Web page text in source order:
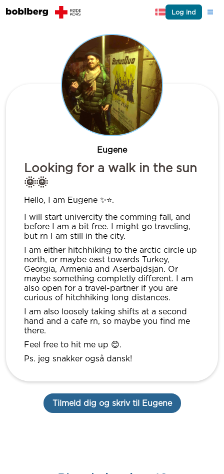
Log ind
Eugene
Looking for a walk in the sun
🌞🌞
Hello, I am Eugene ✨⭐️.
I will start univercity the comming fall, and
before I am a bit free. I might go traveling,
but rn I am still in the city.
I am either hitchhiking to the arctic circle up
north, or maybe east towards Turkey,
Georgia, Armenia and Aserbajdsjan. Or
maybe something completly different. I am
also open for a travel-partner if you are
curious of hitchhiking long distances.
I am also loosely taking shifts at a second
hand and a cafe rn, so maybe you find me
there.
Feel free to hit me up 😊.
Ps. jeg snakker også dansk!
Tilmeld dig og skriv til Eugene